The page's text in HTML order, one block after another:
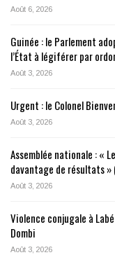
Août 6, 2026
Guinée : le Parlement
l’État à légiférer par
Août 3, 2026
Urgent : le Colonel
Août 3, 2026
Assemblée nationale : «
davantage de résultats »
Août 3, 2026
Violence conjugale à
Dombi
Août 3, 2026